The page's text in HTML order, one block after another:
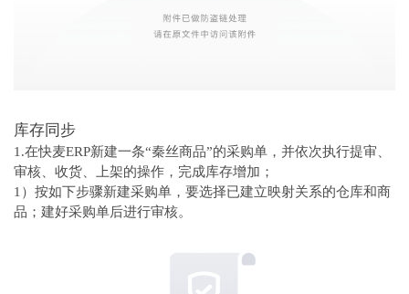
库存同步
1.在快麦ERP新建一条“秦丝商品”的采购单，并依次执行提审、
审核、收货、上架的操作，完成库存增加；
1）按如下步骤新建采购单，要选择已建立映射关系的仓库和商
品；建好采购单后进行审核。